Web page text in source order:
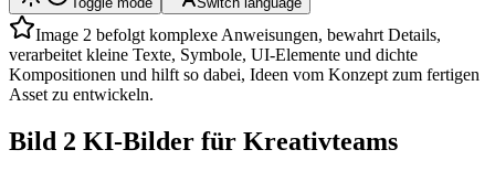
Image 2 befolgt komplexe Anweisungen, bewahrt Details,
verarbeitet kleine Texte, Symbole, UI-Elemente und dichte
Kompositionen und hilft so dabei, Ideen vom Konzept zum fertigen
Asset zu entwickeln.
Bild 2 KI-Bilder für Kreativteams